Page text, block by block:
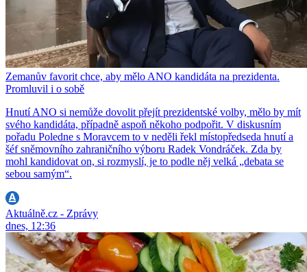
Zemanův favorit chce, aby mělo ANO kandidáta na prezidenta.
Promluvil i o sobě
Hnutí ANO si nemůže dovolit přejít prezidentské volby, mělo by mít
svého kandidáta, případně aspoň někoho podpořit. V diskusním
pořadu Poledne s Moravcem to v neděli řekl místopředseda hnutí a
šéf sněmovního zahraničního výboru Radek Vondráček. Zda by
mohl kandidovat on, si rozmyslí, je to podle něj velká „debata se
sebou samým“.
Aktuálně.cz - Zprávy
dnes, 12:36